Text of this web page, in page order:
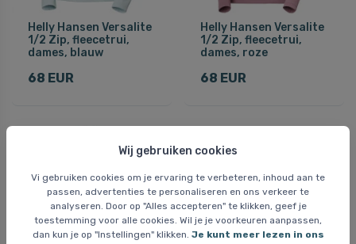
Wij gebruiken cookies
Vi gebruiken cookies om je ervaring te verbeteren, inhoud aan te
passen, advertenties te personaliseren en ons verkeer te
analyseren. Door op "Alles accepteren" te klikken, geef je
toestemming voor alle cookies. Wil je je voorkeuren aanpassen,
dan kun je op "Instellingen" klikken. Je kunt meer lezen in ons
Helly Hansen Versalite
1/2 Zip, fleecetrui,
dames, blauw
68 EUR
Helly Hansen Versalite
1/2 Zip, fleecetrui,
dames, roze
68 EUR